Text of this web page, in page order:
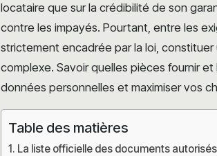
locataire que sur la crédibilité de son
contre les impayés. Pourtant, entre les
strictement encadrée par la loi,
complexe. Savoir quelles pièces fournir
données personnelles et maximiser vos
Table des matières
La liste officielle des documents